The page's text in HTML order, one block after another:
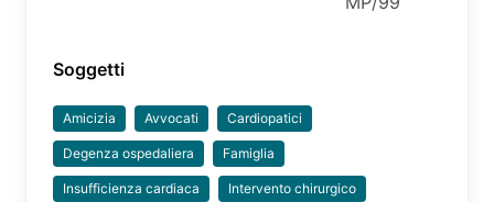
Soggetti
Amicizia Avvocati Cardiopatici
Degenza ospedaliera Famiglia
Insufficienza cardiaca Intervento chirurgico